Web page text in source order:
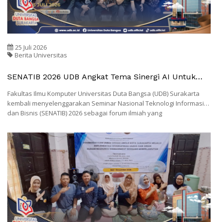
25 Juli 2026
Berita Universitas
SENATIB 2026 UDB Angkat Tema Sinergi AI Untuk
Fakultas Ilmu Komputer Universitas Duta Bangsa (UDB) Surakarta
kembali menyelenggarakan Seminar Nasional Teknologi Informasi
dan Bisnis (SENATIB) 2026 sebagai forum ilmiah yang